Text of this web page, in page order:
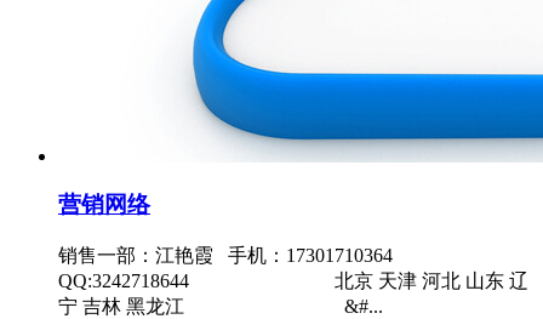
营销网络
销售一部：江艳霞 手机：17301710364
QQ:3242718644 北京 天津 河北 山东 辽
宁 吉林 黑龙江 &#...